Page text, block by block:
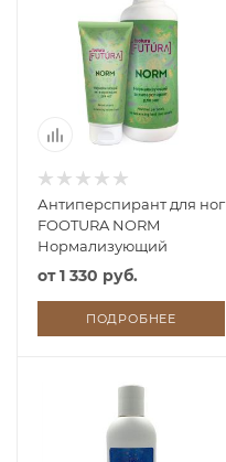
Антиперспирант для ног
FOOTURA NORM
Нормализующий
от1 330 руб.
ПОДРОБНЕЕ